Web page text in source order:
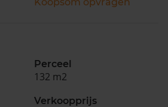
Perceel
132 m2
Verkoopprijs